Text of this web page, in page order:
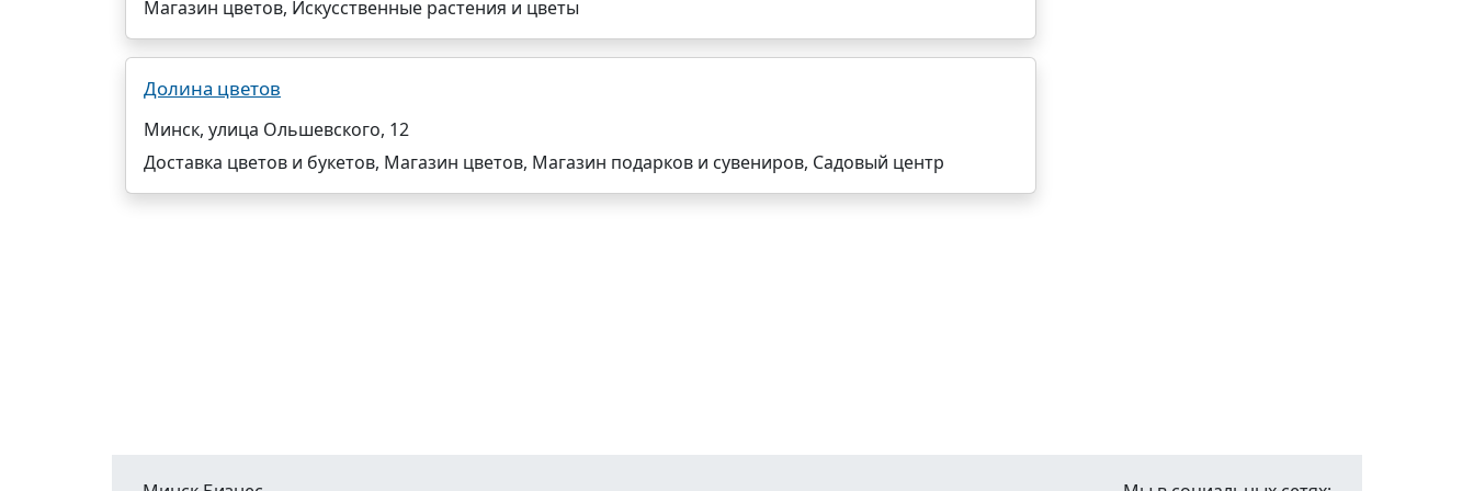
Магазин цветов, Искусственные растения и цветы
Долина цветов
Минск, улица Ольшевского, 12
Доставка цветов и букетов, Магазин цветов, Магазин подарков и сувениров, Садовый центр